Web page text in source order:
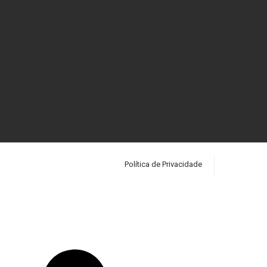
Política de Privacidade